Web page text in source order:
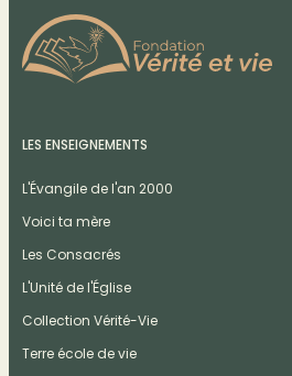
LES ENSEIGNEMENTS
L'Évangile de l'an 2000
Voici ta mère
Les Consacrés
L'Unité de l'Église
Collection Vérité-Vie
Terre école de vie